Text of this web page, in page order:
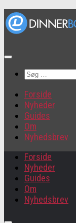
Søg
Forside
Nyheder
Guides
Om
Nyhedsbrev
Forside
Nyheder
Guides
Om
Nyhedsbrev